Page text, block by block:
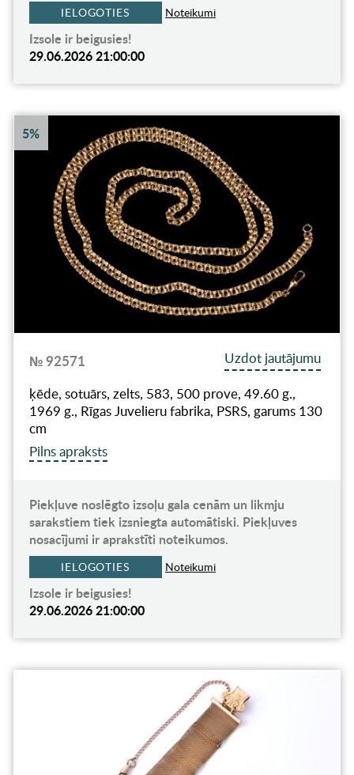
IELOGOTIES Noteikumi
Izsole ir beigusies!
29.06.2026 21:00:00
5%
№ 92571
Uzdot jautājumu
ķēde, sotuārs, zelts, 583, 500 prove, 49.60 g.,
1969 g., Rīgas Juvelieru fabrika, PSRS, garums 130
cm
Pilns apraksts
Piekļuve noslēgto izsoļu gala cenām un likmju
sarakstiem tiek izsniegta automātiski. Piekļuves
nosacījumi ir aprakstīti noteikumos.
IELOGOTIES Noteikumi
Izsole ir beigusies!
29.06.2026 21:00:00